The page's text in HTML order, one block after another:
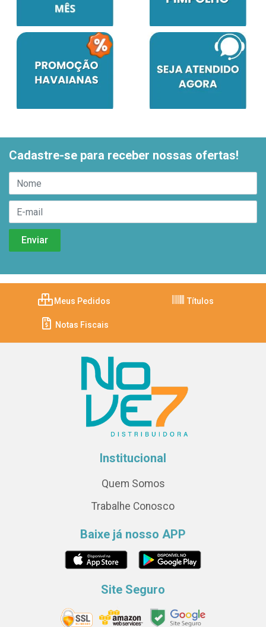
Cadastre-se para receber nossas ofertas!
Meus Pedidos Títulos
Notas Fiscais
Institucional
Quem Somos
Trabalhe Conosco
Baixe já nosso APP
Site Seguro